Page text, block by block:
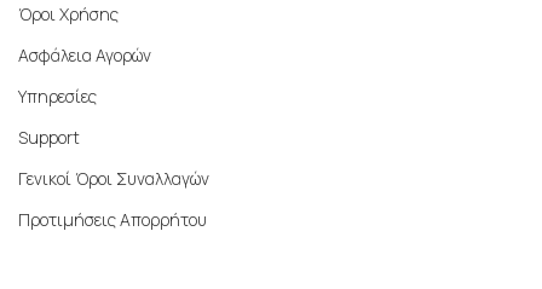
Όροι Χρήσης
Ασφάλεια Αγορών
Υπηρεσίες
Support
Γενικοί Όροι Συναλλαγών
Προτιμήσεις Απορρήτου